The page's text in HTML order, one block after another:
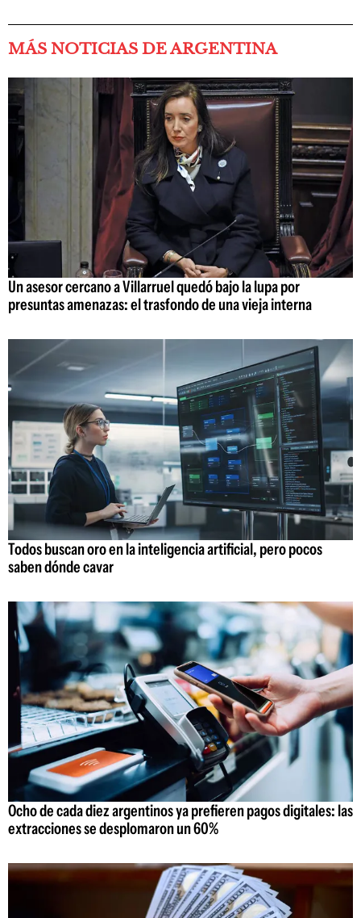
MÁS NOTICIAS DE ARGENTINA
Un asesor cercano a Villarruel quedó bajo la lupa por
presuntas amenazas: el trasfondo de una vieja interna
Todos buscan oro en la inteligencia artificial, pero pocos
saben dónde cavar
Ocho de cada diez argentinos ya prefieren pagos digitales: las
extracciones se desplomaron un 60%